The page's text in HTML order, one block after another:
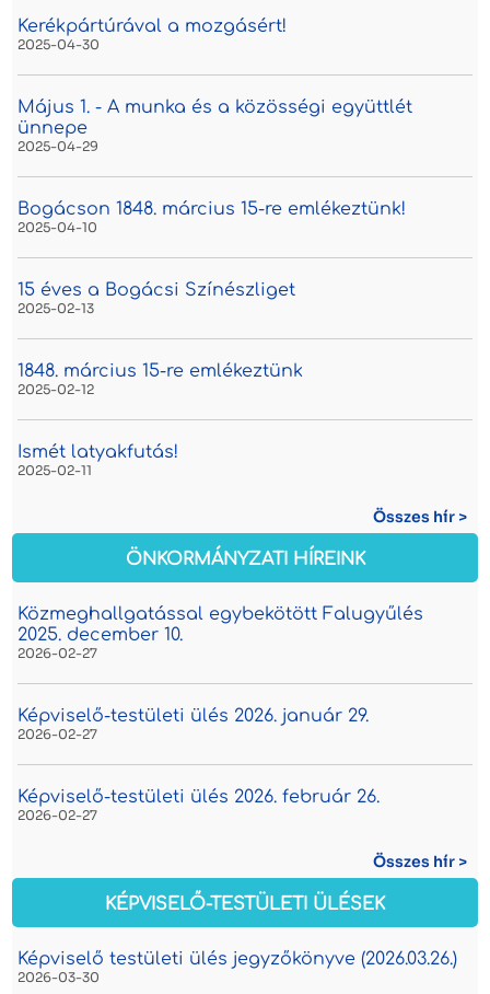
Kerékpártúrával a mozgásért!
2025-04-30
Május 1. - A munka és a közösségi együttlét
ünnepe
2025-04-29
Bogácson 1848. március 15-re emlékeztünk!
2025-04-10
15 éves a Bogácsi Színészliget
2025-02-13
1848. március 15-re emlékeztünk
2025-02-12
Ismét latyakfutás!
2025-02-11
Összes hír >
ÖNKORMÁNYZATI HÍREINK
Közmeghallgatással egybekötött Falugyűlés
2025. december 10.
2026-02-27
Képviselő-testületi ülés 2026. január 29.
2026-02-27
Képviselő-testületi ülés 2026. február 26.
2026-02-27
Összes hír >
KÉPVISELŐ-TESTÜLETI ÜLÉSEK
Képviselő testületi ülés jegyzőkönyve (2026.03.26.)
2026-03-30